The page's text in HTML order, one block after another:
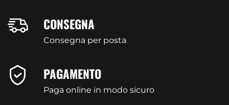
CONSEGNA
Consegna per posta
PAGAMENTO
Paga online in modo sicuro